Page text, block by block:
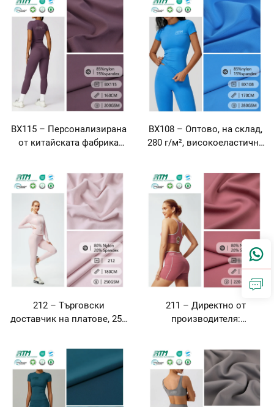
еластичен плат от 85 %
нейлон и 15 % спандекс за
йога облекло и спортно
облекло
нейлон и 21 % спандекс за
спортно и йога облекло за
момичета
BX115 – Персонализирана
от китайската фабрика
абсорбираща влага и
пропускаща въздух,
състав 85 % нейлон и 15 %
спандекс, риб-тъкан за
спортни дрехи и йога-
облекло
BX108 – Оптово, на склад,
280 г/м², високоеластична
състав: 85 % нейлон, 15 %
спандекс, за спортни
дрехи, бански костюми и
външни дрехи
212 – Търговски
доставчик на платове, 250
антипилингов, матов, еко-
приятен, мек плат от 80 %
нейлон и 20 % спандекс,
плетен за спортни дрехи,
йога дрехи и панталони за
211 – Директно от
производителя:
износване, плътно
прилепващ плат от 80 %
нейлон и 20 % спандекс,
плетен за къси панталони,